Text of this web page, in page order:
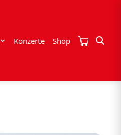
Konzerte Shop